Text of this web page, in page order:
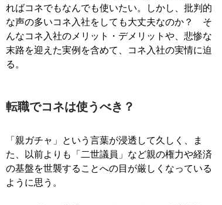
ればコネでもなんでも使いたい。しかし、批判的
な声の多いコネ入社をしても大丈夫なのか？ そ
んなコネ入社のメリット・デメリットや、悲惨な
末路を迎えた実例を含めて、コネ入社の実情に迫
る。
転職でコネは使うべき？
「親ガチャ」という言葉が浸透して久しく、ま
た、以前よりも「二世議員」など親の権力や経済
の基盤を世襲することへの目が厳しくなっている
ように思う。